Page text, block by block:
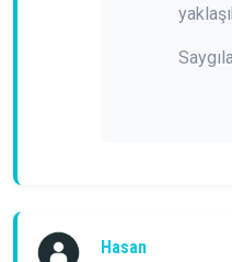
Hasan